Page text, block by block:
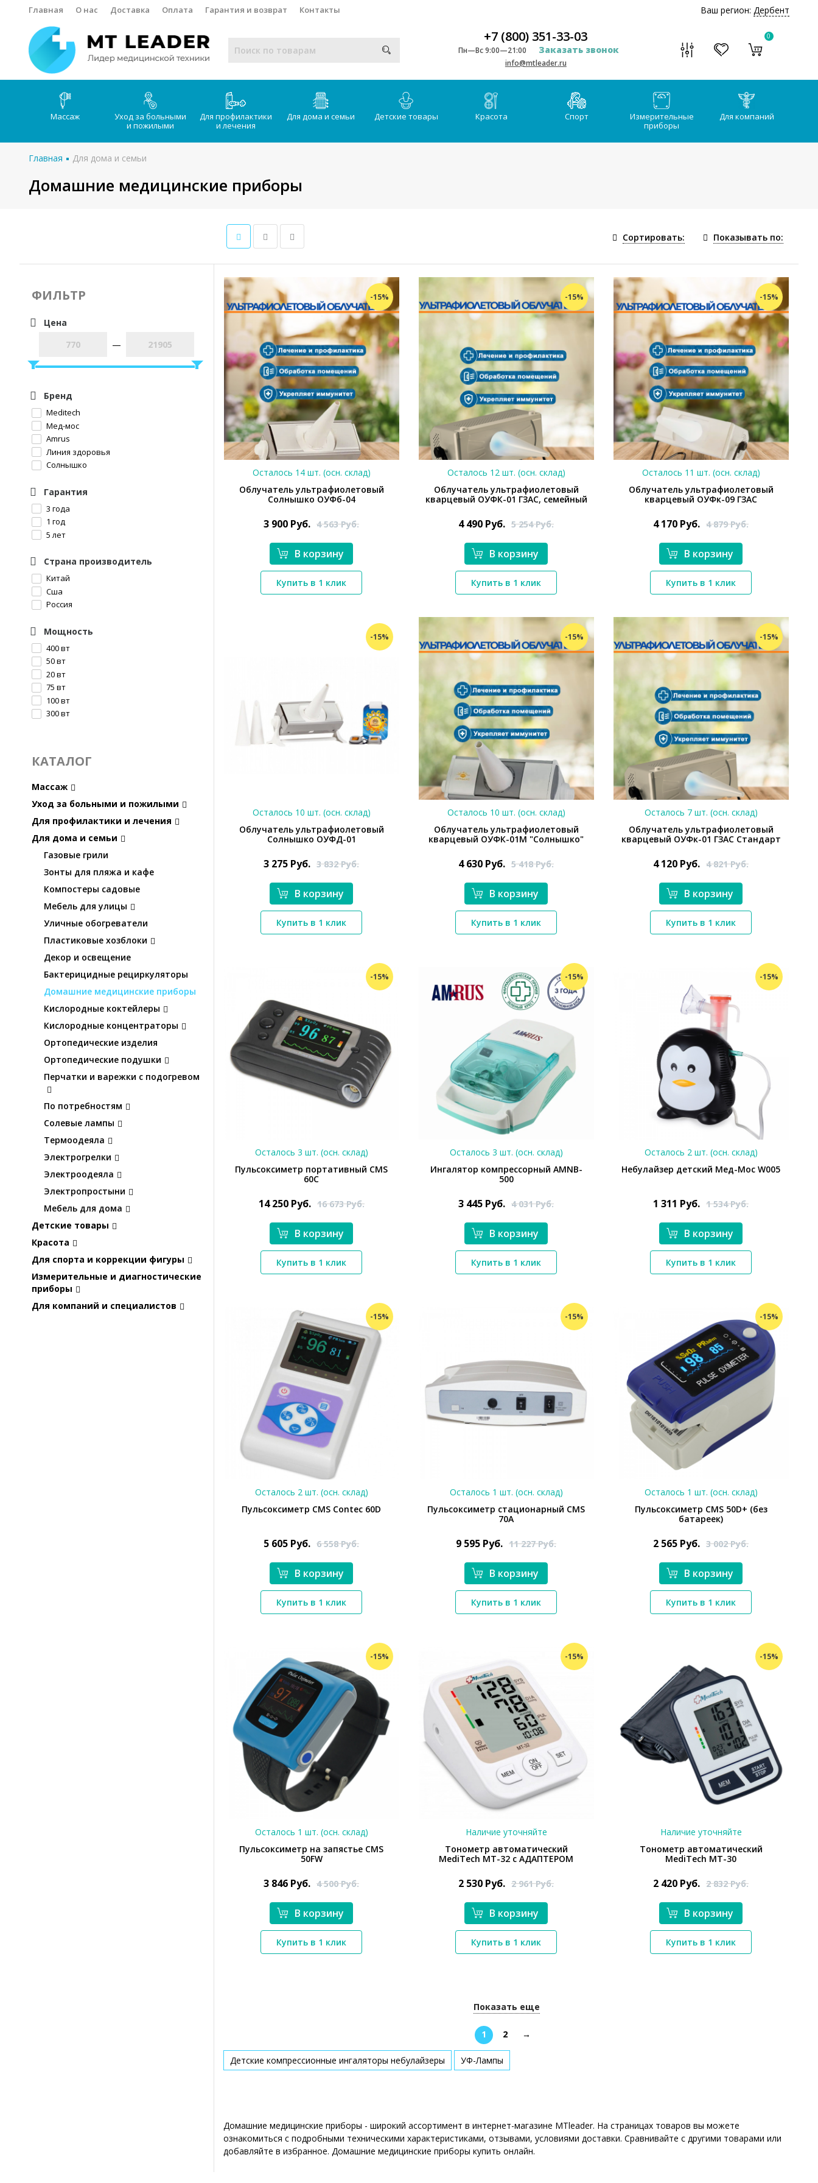
Главная О нас Доставка Оплата Гарантия и возврат Контакты Ваш регион: Дербент
+7 (800) 351-33-03
Пн—Вс 9:00—21:00 Заказать звонок
info@mtleader.ru
0
Массаж
Уход за больными
и пожилыми
Для профилактики
и лечения
Для дома и семьи Детские товары Красота Спорт
Измерительные
приборы
Для компаний
Главная Для дома и семьи
Домашние медицинские приборы
Сортировать: Показывать по:
ФИЛЬТР
Цена
—
Бренд
Meditech
Мед-мос
Amrus
Линия здоровья
Солнышко
Гарантия
3 года
1 год
5 лет
Страна производитель
Китай
Сша
Россия
Мощность
400 вт
50 вт
20 вт
75 вт
100 вт
300 вт
КАТАЛОГ
Массаж
Уход за больными и пожилыми
Для профилактики и лечения
Для дома и семьи
Газовые грили
Зонты для пляжа и кафе
Компостеры садовые
Мебель для улицы
Уличные обогреватели
Пластиковые хозблоки
Декор и освещение
Бактерицидные рециркуляторы
Домашние медицинские приборы
Кислородные коктейлеры
Кислородные концентраторы
Ортопедические изделия
Ортопедические подушки
Перчатки и варежки с подогревом
По потребностям
Солевые лампы
Термоодеяла
Электрогрелки
Электроодеяла
Электропростыни
Мебель для дома
Детские товары
Красота
Для спорта и коррекции фигуры
Измерительные и диагностические
приборы
Для компаний и специалистов
-15%
Осталось 14 шт. (осн. склад)
Облучатель ультрафиолетовый
Солнышко ОУФб-04
3 900 Руб. 4 563Руб.
В корзину
Купить в 1 клик
-15%
Осталось 12 шт. (осн. склад)
Облучатель ультрафиолетовый
кварцевый ОУФК-01 ГЗАС, семейный
4 490 Руб. 5 254Руб.
В корзину
Купить в 1 клик
-15%
Осталось 11 шт. (осн. склад)
Облучатель ультрафиолетовый
кварцевый ОУФк-09 ГЗАС
4 170 Руб. 4 879Руб.
В корзину
Купить в 1 клик
-15%
*}
Осталось 10 шт. (осн. склад)
Облучатель ультрафиолетовый
Солнышко ОУФД-01
3 275 Руб. 3 832Руб.
В корзину
Купить в 1 клик
-15%
Осталось 10 шт. (осн. склад)
Облучатель ультрафиолетовый
кварцевый ОУФК-01М "Солнышко"
4 630 Руб. 5 418Руб.
В корзину
Купить в 1 клик
-15%
Осталось 7 шт. (осн. склад)
Облучатель ультрафиолетовый
кварцевый ОУФк-01 ГЗАС Стандарт
4 120 Руб. 4 821Руб.
В корзину
Купить в 1 клик
-15%
*}
Осталось 3 шт. (осн. склад)
Пульсоксиметр портативный CMS
60C
14 250 Руб. 16 673Руб.
В корзину
Купить в 1 клик
-15%
*}
Осталось 3 шт. (осн. склад)
Ингалятор компрессорный AMNB-
500
3 445 Руб. 4 031Руб.
В корзину
Купить в 1 клик
-15%
*}
Осталось 2 шт. (осн. склад)
Небулайзер детский Мед-Мос W005
1 311 Руб. 1 534Руб.
В корзину
Купить в 1 клик
-15%
*}
Осталось 2 шт. (осн. склад)
Пульсоксиметр CMS Contec 60D
5 605 Руб. 6 558Руб.
В корзину
Купить в 1 клик
-15%
*}
Осталось 1 шт. (осн. склад)
Пульсоксиметр стационарный CMS
70A
9 595 Руб. 11 227Руб.
В корзину
Купить в 1 клик
-15%
*}
Осталось 1 шт. (осн. склад)
Пульсоксиметр CMS 50D+ (без
батареек)
2 565 Руб. 3 002Руб.
В корзину
Купить в 1 клик
-15%
*}
Осталось 1 шт. (осн. склад)
Пульсоксиметр на запястье CMS
50FW
3 846 Руб. 4 500Руб.
В корзину
Купить в 1 клик
-15%
*}
Наличие уточняйте
Тонометр автоматический
MediTech МТ-32 с АДАПТЕРОМ
2 530 Руб. 2 961Руб.
В корзину
Купить в 1 клик
-15%
*}
Наличие уточняйте
Тонометр автоматический
MediTech МТ-30
2 420 Руб. 2 832Руб.
В корзину
Купить в 1 клик
Показать еще
1 2 →
Детские компрессионные ингаляторы небулайзеры УФ-Лампы
Домашние медицинские приборы - широкий ассортимент в интернет-магазине MTleader. На страницах товаров вы можете
ознакомиться с подробными техническими характеристиками, отзывами, условиями доставки. Сравнивайте с другими товарами или
добавляйте в избранное. Домашние медицинские приборы купить онлайн.